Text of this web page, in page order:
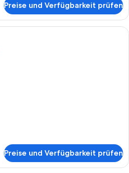
Preise und Verfügbarkeit prüfen
Ein modernes Schlafzimmer mit
Preise und Verfügbarkeit prüfen